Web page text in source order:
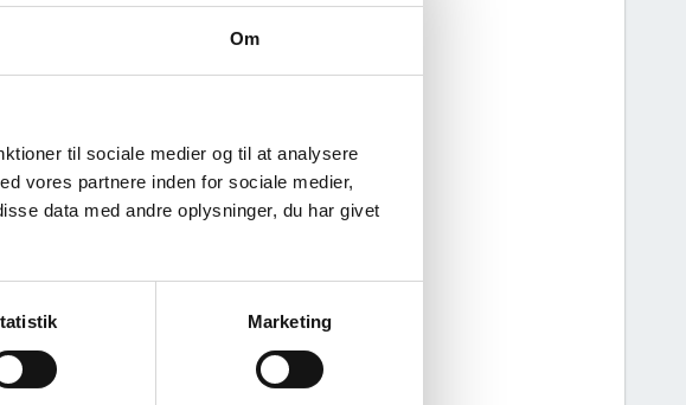
Om
til sociale medier og til at analysere
vores partnere inden for sociale medier,
data med andre oplysninger, du har givet
Marketing